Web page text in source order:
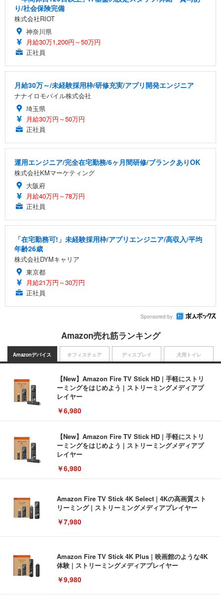
り/社会保険完備
株式会社RIOT
神奈川県
月給30万1,200円～50万円
正社員
月給30万～/未経験採用枠/研修充実/アプリ開発エンジニア
ナナイロモバイル株式会社
埼玉県
月給30万円～50万円
正社員
運用エンジニア/完全在宅勤務/6ヶ月間研修/ブランクありOK
株式会社KMマーケティング
大阪府
月給40万円～78万円
正社員
「在宅勤務可!」未経験採用枠/アプリエンジニア/高収入/平均
年齢26歳
株式会社DYMキャリア
東京都
月給21万円～30万円
正社員
Sponsored by
Amazon売れ筋ランキング
Amazonデバイス
【New】Amazon Fire TV Stick HD | 手軽にストリ
ーミングをはじめよう | ストリーミングメディアプ
レイヤー
￥6,980
【New】Amazon Fire TV Stick HD | 手軽にストリ
ーミングをはじめよう | ストリーミングメディアプ
レイヤー
￥6,980
Amazon Fire TV Stick 4K Select | 4Kの高画質スト
リーミング | ストリーミングメディアプレイヤー
￥7,980
Amazon Fire TV Stick 4K Plus | 映画館のような4K
体験 | ストリーミングメディアプレイヤー
￥9,980
オフィスチェア ディスプレイ 犬用トイレ